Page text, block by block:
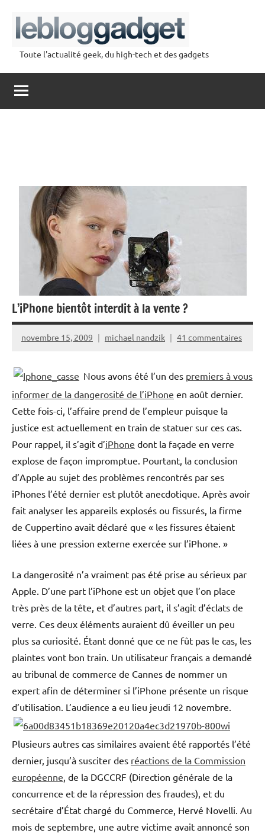
contenu
lebloggadget
Toute l'actualité geek, du high-tech et des gadgets
L’iPhone bientôt interdit à la vente ?
novembre 15, 2009 michael nandzik 41 commentaires
Nous avons été l’un des premiers à vous
informer de la dangerosité de l’iPhone en août dernier.
Cette fois-ci, l’affaire prend de l’empleur puisque la
justice est actuellement en train de statuer sur ces cas.
Pour rappel, il s’agit d’iPhone dont la façade en verre
explose de façon impromptue. Pourtant, la conclusion
d’Apple au sujet des problèmes rencontrés par ses
iPhones l’été dernier est plutôt anecdotique. Après avoir
fait analyser les appareils explosés ou fissurés, la firme
de Cuppertino avait déclaré que « les fissures étaient
liées à une pression externe exercée sur l’iPhone. »
La dangerosité n’a vraiment pas été prise au sérieux par
Apple. D’une part l’iPhone est un objet que l’on place
très près de la tête, et d’autres part, il s’agit d’éclats de
verre. Ces deux éléments auraient dû éveiller un peu
plus sa curiosité. Étant donné que ce ne fût pas le cas, les
plaintes vont bon train. Un utilisateur français a demandé
au tribunal de commerce de Cannes de nommer un
expert afin de déterminer si l’iPhone présente un risque
d’utilisation. L’audience a eu lieu jeudi 12 novembre.
Plusieurs autres cas similaires avaient été rapportés l’été
dernier, jusqu’à susciter des réactions de la Commission
européenne , de la DGCCRF (Direction générale de la
concurrence et de la répression des fraudes), et du
secrétaire d’État chargé du Commerce, Hervé Novelli. Au
mois de septembre, une autre victime avait annoncé son